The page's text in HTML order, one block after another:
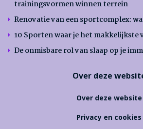
trainingsvormen winnen terrein
Renovatie van een sportcomplex:
10 Sporten waar je het makkelijkste
De onmisbare rol van slaap op je
Over deze
Over deze website
Privacy en cookies